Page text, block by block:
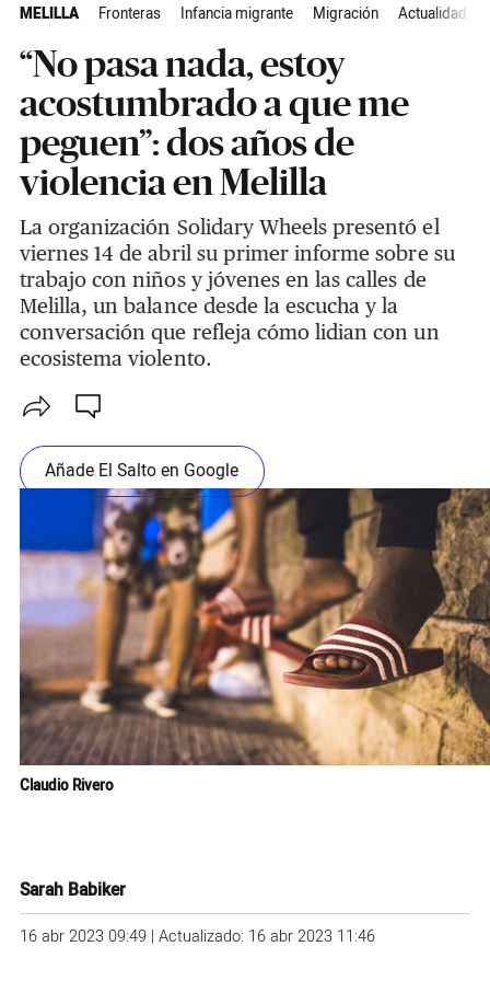
MELILLA Fronteras Infancia migrante Migración Actualidad
“No pasa nada, estoy
acostumbrado a que me
peguen”: dos años de
violencia en Melilla
La organización Solidary Wheels presentó el
viernes 14 de abril su primer informe sobre su
trabajo con niños y jóvenes en las calles de
Melilla, un balance desde la escucha y la
conversación que refleja cómo lidian con un
ecosistema violento.
Añade El Salto en Google
Claudio Rivero
Sarah Babiker
16 abr 2023 09:49 | Actualizado: 16 abr 2023 11:46